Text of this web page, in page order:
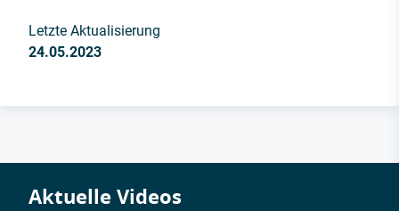
Letzte Aktualisierung
24.05.2023
Aktuelle Videos